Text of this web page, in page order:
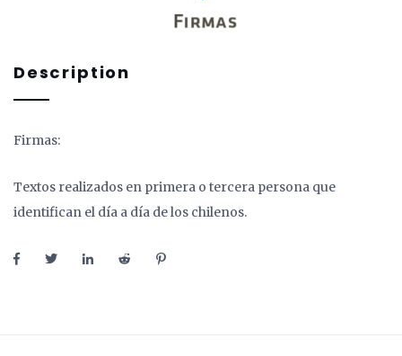
Description
Firmas:
Textos realizados en primera o tercera persona que
identifican el día a día de los chilenos.